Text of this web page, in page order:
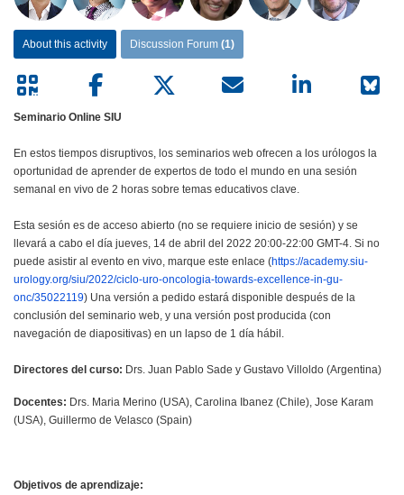
About this activity Discussion Forum (1)
Seminario Online SIU
En estos tiempos disruptivos, los seminarios web ofrecen a los urólogos la
oportunidad de aprender de expertos de todo el mundo en una sesión
semanal en vivo de 2 horas sobre temas educativos clave.
Esta sesión es de acceso abierto (no se requiere inicio de sesión) y se
llevará a cabo el día jueves, 14 de abril del 2022 20:00-22:00 GMT-4. Si no
puede asistir al evento en vivo, marque este enlace (https://academy.siu-
urology.org/siu/2022/ciclo-uro-oncologia-towards-excellence-in-gu-
onc/35022119) Una versión a pedido estará disponible después de la
conclusión del seminario web, y una versión post producida (con
navegación de diapositivas) en un lapso de 1 día hábil.
Directores del curso: Drs. Juan Pablo Sade y Gustavo Villoldo (Argentina)
Docentes: Drs. Maria Merino (USA), Carolina Ibanez (Chile), Jose Karam
(USA), Guillermo de Velasco (Spain)
Objetivos de aprendizaje: